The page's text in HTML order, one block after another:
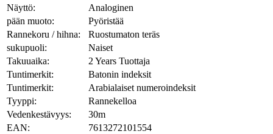
Näyttö:
Analoginen
pään muoto:
Pyöristää
Rannekoru / hihna:
Ruostumaton teräs
sukupuoli:
Naiset
Takuuaika:
2 Years Tuottaja
Tuntimerkit:
Batonin indeksit
Tuntimerkit:
Arabialaiset numeroindeksit
Tyyppi:
Rannekelloa
Vedenkestävyys:
30m
EAN:
7613272101554